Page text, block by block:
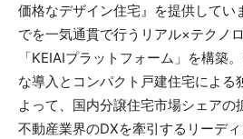
価格なデザイン住宅』を提供してい
でを一気通貫で行うリアル×テクノ
「KEIAIプラットフォーム」を構築
な導入とコンパクト戸建住宅による
よって、国内分譲住宅市場シェアの
不動産業界のDXを牽引するリーデ